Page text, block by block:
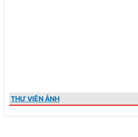
THƯ VIỆN ẢNH